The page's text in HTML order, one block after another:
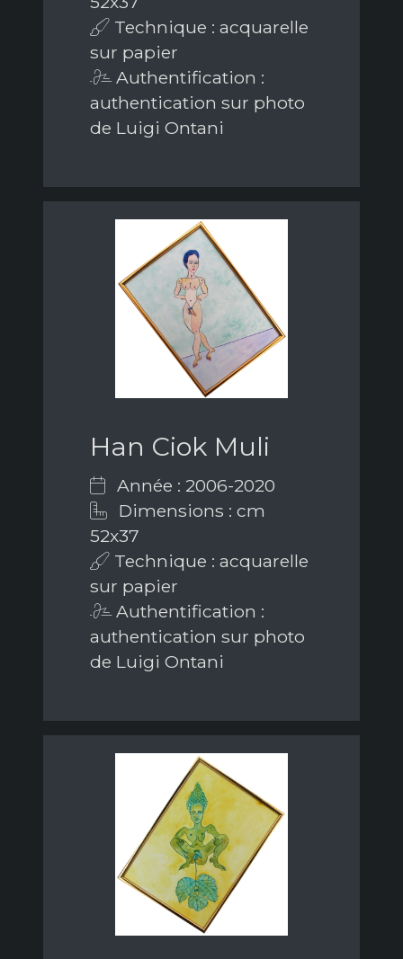
Technique : acquarelle
sur papier
Authentification :
authentication sur photo
de Luigi Ontani
Han Ciok Muli
Année : 2006-2020
Dimensions : cm
52x37
Technique : acquarelle
sur papier
Authentification :
authentication sur photo
de Luigi Ontani